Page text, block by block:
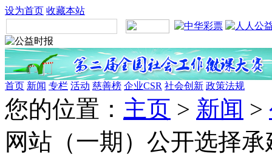
设为首页 收藏本站
首页 新闻 专栏 活动 慈善榜 企业CSR 社会创新 政策法规
您的位置： 主页 > 新闻 >
网站（一期）公开选择